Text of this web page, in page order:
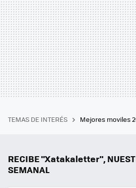
TEMAS DE INTERÉS Mejores moviles
RECIBE "Xatakaletter",
SEMANAL